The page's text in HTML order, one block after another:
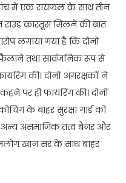
में एक रायफल के साथ तीन
राउंड कारतूस मिलने की बात
लगाया गया है कि दोनों
फैलाने तथा सार्वजनिक रूप से
की। दोनों अंगरक्षकों ने
पर ही फायरिंग की। दोनों
के बाहर सुरक्षा गार्ड को
अन्य असमाजिक तत्व बैनर और
खान सर के साथ बाहर